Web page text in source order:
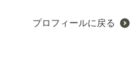
プロフィールに戻る